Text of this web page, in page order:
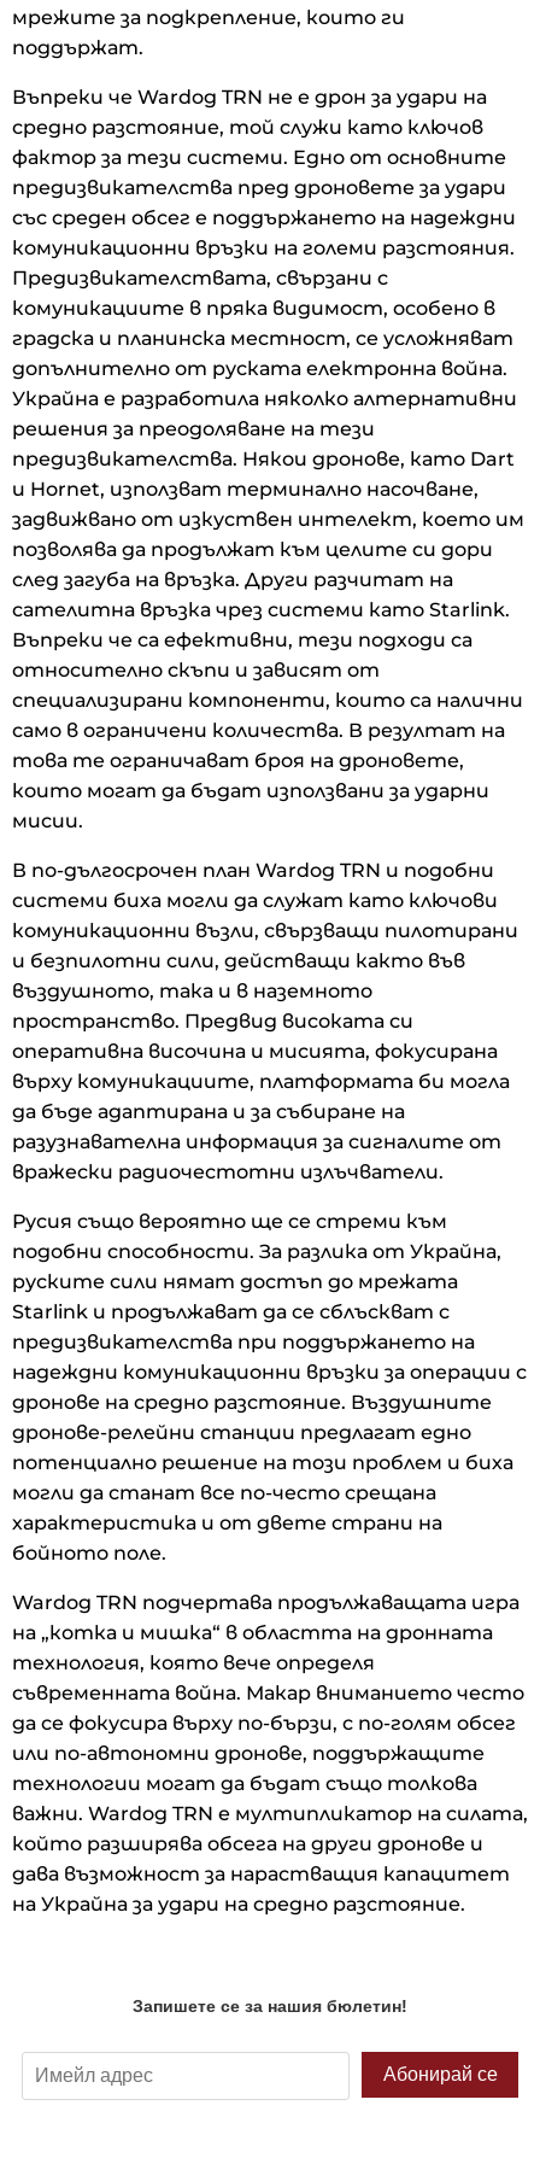
мрежите за подкрепление, които ги
поддържат.
Въпреки че Wardog TRN не е дрон за удари на
средно разстояние, той служи като ключов
фактор за тези системи. Едно от основните
предизвикателства пред дроновете за удари
със среден обсег е поддържането на надеждни
комуникационни връзки на големи разстояния.
Предизвикателствата, свързани с
комуникациите в пряка видимост, особено в
градска и планинска местност, се усложняват
допълнително от руската електронна война.
Украйна е разработила няколко алтернативни
решения за преодоляване на тези
предизвикателства. Някои дронове, като Dart
и Hornet, използват терминално насочване,
задвижвано от изкуствен интелект, което им
позволява да продължат към целите си дори
след загуба на връзка. Други разчитат на
сателитна връзка чрез системи като Starlink.
Въпреки че са ефективни, тези подходи са
относително скъпи и зависят от
специализирани компоненти, които са налични
само в ограничени количества. В резултат на
това те ограничават броя на дроновете,
които могат да бъдат използвани за ударни
мисии.
В по-дългосрочен план Wardog TRN и подобни
системи биха могли да служат като ключови
комуникационни възли, свързващи пилотирани
и безпилотни сили, действащи както във
въздушното, така и в наземното
пространство. Предвид високата си
оперативна височина и мисията, фокусирана
върху комуникациите, платформата би могла
да бъде адаптирана и за събиране на
разузнавателна информация за сигналите от
вражески радиочестотни излъчватели.
Русия също вероятно ще се стреми към
подобни способности. За разлика от Украйна,
руските сили нямат достъп до мрежата
Starlink и продължават да се сблъскват с
предизвикателства при поддържането на
надеждни комуникационни връзки за операции с
дронове на средно разстояние. Въздушните
дронове-релейни станции предлагат едно
потенциално решение на този проблем и биха
могли да станат все по-често срещана
характеристика и от двете страни на
бойното поле.
Wardog TRN подчертава продължаващата игра
на „котка и мишка“ в областта на дронната
технология, която вече определя
съвременната война. Макар вниманието често
да се фокусира върху по-бързи, с по-голям обсег
или по-автономни дронове, поддържащите
технологии могат да бъдат също толкова
важни. Wardog TRN е мултипликатор на силата,
който разширява обсега на други дронове и
дава възможност за нарастващия капацитет
на Украйна за удари на средно разстояние.